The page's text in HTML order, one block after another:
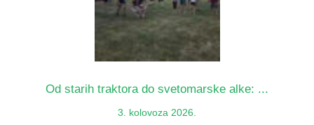
Od starih traktora do svetomarske alke: ...
3. kolovoza 2026.